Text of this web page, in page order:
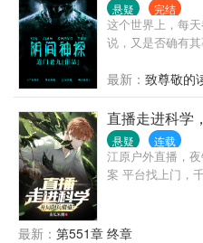
悬疑 完结
这个世界上，每
说，又是否确有
最新： 致尊敬的
直播走进科学
悬疑 连载
江原户外直播，
案 平台找上门，
最新： 第551章 终章